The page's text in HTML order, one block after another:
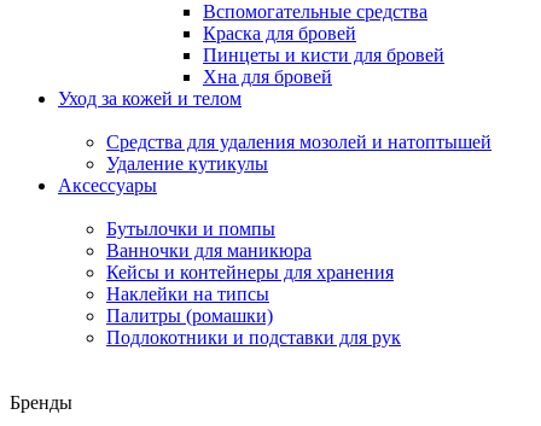
Вспомогательные средства
Краска для бровей
Пинцеты и кисти для бровей
Хна для бровей
Уход за кожей и телом
Средства для удаления мозолей и натоптышей
Удаление кутикулы
Аксессуары
Бутылочки и помпы
Ванночки для маникюра
Кейсы и контейнеры для хранения
Наклейки на типсы
Палитры (ромашки)
Подлокотники и подставки для рук
Бренды